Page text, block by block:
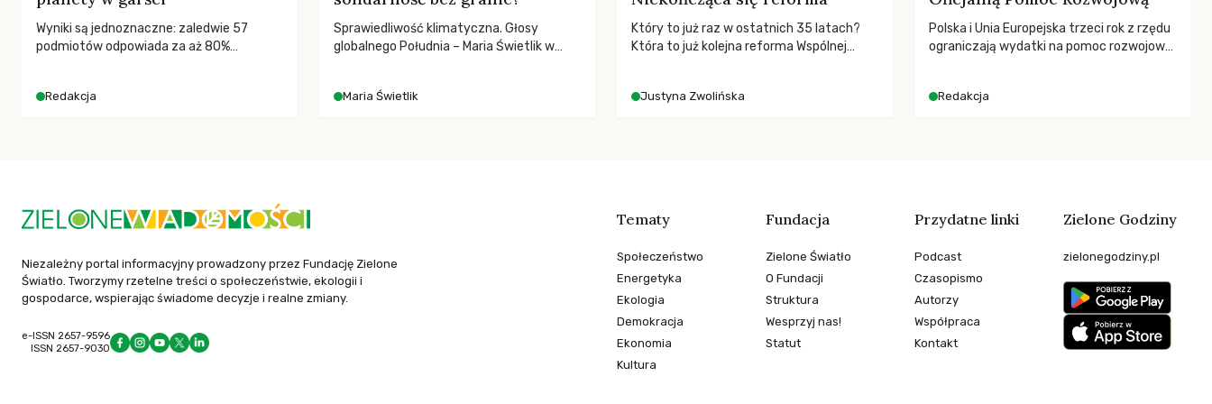
Wyniki są jednoznaczne: zaledwie 57
podmiotów odpowiada za aż 80%
Redakcja
Sprawiedliwość klimatyczna. Głosy
globalnego Południa – Maria Świetlik w
Maria Świetlik
Który to już raz w ostatnich 35 latach?
Która to już kolejna reforma Wspólnej
społeczne?
Justyna Zwolińska
Polska i Unia Europejska trzeci rok z rzędu
ograniczają wydatki na pomoc rozwojową
dla krajów najbardziej potrzebujących, a
Redakcja
Niezależny portal informacyjny prowadzony przez Fundację Zielone
Światło. Tworzymy rzetelne treści o społeczeństwie, ekologii i
gospodarce, wspierając świadome decyzje i realne zmiany.
e-ISSN 2657-9596
ISSN 2657-9030
Tematy
Społeczeństwo
Energetyka
Ekologia
Demokracja
Ekonomia
Kultura
Fundacja
Zielone Światło
O Fundacji
Struktura
Wesprzyj nas!
Statut
Przydatne linki
Podcast
Czasopismo
Autorzy
Współpraca
Kontakt
Zielone Godziny
zielonegodziny.pl